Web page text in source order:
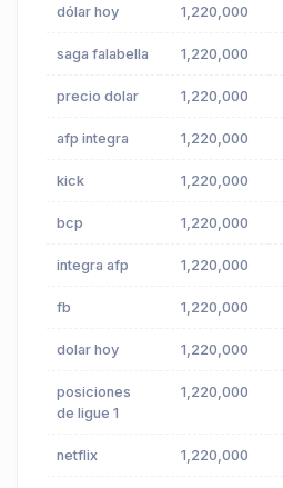
dólar hoy 1,220,000
saga falabella 1,220,000
precio dolar 1,220,000
afp integra 1,220,000
kick 1,220,000
bcp 1,220,000
integra afp 1,220,000
fb 1,220,000
dolar hoy 1,220,000
posiciones
de ligue 1
1,220,000
netflix 1,220,000